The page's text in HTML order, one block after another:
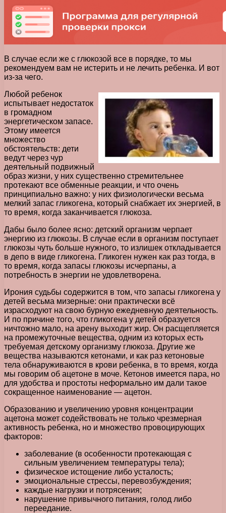
В случае если же с глюкозой все в порядке, то мы
рекомендуем вам не истерить и не лечить ребенка. И вот
из-за чего.
Любой ребенок
испытывает недостаток
в громадном
энергетическом запасе.
Этому имеется
множество
обстоятельств: дети
ведут через чур
деятельный подвижный
образ жизни, у них существенно стремительнее
протекают все обменные реакции, и что очень
принципиально важно: у них физиологически весьма
мелкий запас гликогена, который снабжает их энергией, в
то время, когда заканчивается глюкоза.
Дабы было более ясно: детский организм черпает
энергию из глюкозы. В случае если в организм поступает
глюкозы чуть больше нужного, то излишек откладывается
в депо в виде гликогена. Гликоген нужен как раз тогда, в
то время, когда запасы глюкозы исчерпаны, а
потребность в энергии не удовлетворена.
Ирония судьбы содержится в том, что запасы гликогена у
детей весьма мизерные: они практически всё
израсходуют на свою бурную ежедневную деятельность.
И по причине того, что гликогена у детей образуется
ничтожно мало, на арену выходит жир. Он расщепляется
на промежуточные вещества, одним из которых есть
требуемая детскому организму глюкоза. Другие же
вещества называются кетонами, и как раз кетоновые
тела обнаруживаются в крови ребенка, в то время, когда
мы говорим об ацетоне в моче. Кетонов имеется пара, но
для удобства и простоты неформально им дали такое
сокращенное наименование — ацетон.
Образованию и увеличению уровня концентрации
ацетона может содействовать не только чрезмерная
активность ребенка, но и множество провоцирующих
факторов:
заболевание (в особенности протекающая с
сильным увеличением температуры тела);
физическое истощение либо усталость;
эмоциональные стрессы, перевозбуждения;
каждые нагрузки и потрясения;
нарушение привычного питания, голод либо
переедание.